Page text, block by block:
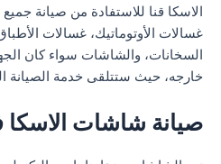
الاسكا قنا للاستفادة من صيانة جميع
غسالات الأوتوماتيك، غسالات
السخانات، والشاشات سواء كان
خارجه، حيث ستتلقى خدمة الصيانة
صيانة شاشات الاسكا